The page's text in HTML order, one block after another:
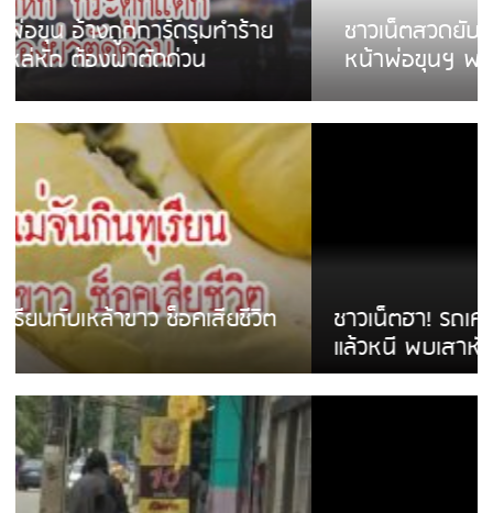
ชาวเน็ตสวดยับ! พบพม่าเร่ขายพวงมาลัย
หน้าพ่อขุนฯ พอไม่ซื้อเดินตาม
ชาวเน็ตฮา! รถเครื่องแม่สายชนป้ายร้านโลงศพ
แล้วหนี พบเสาหัก เบรคหัก หวิดได้ใช้บริการ